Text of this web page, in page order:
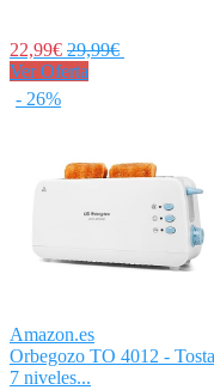
22,99€ 29,99€
Ver Oferta
- 26%
Amazon.es
Orbegozo TO 4012 -
7 niveles...